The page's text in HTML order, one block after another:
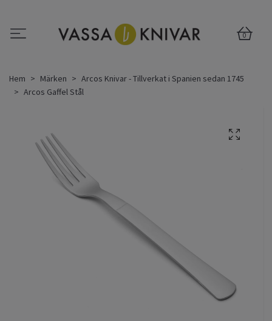
0
Hem Märken
Arcos Knivar - Tillverkat i Spanien sedan 1745
Arcos Gaffel Stål